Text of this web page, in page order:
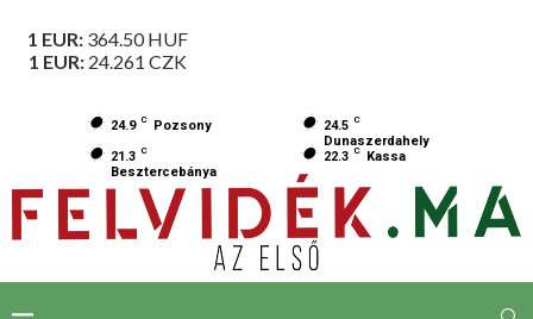
1 EUR: 364.50HUF
1 EUR: 24.261 CZK
24.9 C Pozsony 24.5 C
Dunaszerdahely
21.3 C
Besztercebánya
22.3 C Kassa